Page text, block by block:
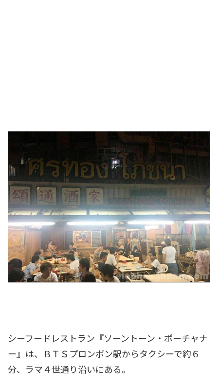
シーフードレストラン『ソーントーン・ポーチャナ
ー』は、ＢＴＳプロンポン駅からタクシーで約６
分、ラマ４世通り沿いにある。